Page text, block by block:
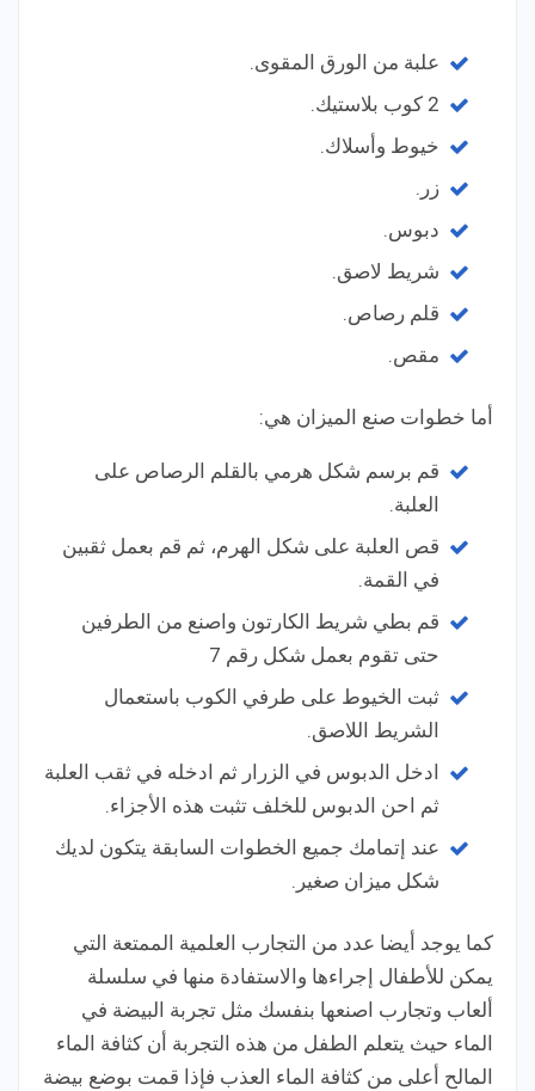
علبة من الورق المقوى.
2 كوب بلاستيك.
خيوط وأسلاك.
زر.
دبوس.
شريط لاصق.
قلم رصاص.
مقص.
أما خطوات صنع الميزان هي:
قم برسم شكل هرمي بالقلم الرصاص على
العلبة.
قص العلبة على شكل الهرم، ثم قم بعمل ثقبين
في القمة.
قم بطي شريط الكارتون واصنع من الطرفين
حتى تقوم بعمل شكل رقم 7
ثبت الخيوط على طرفي الكوب باستعمال
الشريط اللاصق.
ادخل الدبوس في الزرار ثم ادخله في ثقب العلبة
ثم احن الدبوس للخلف تثبت هذه الأجزاء.
عند إتمامك جميع الخطوات السابقة يتكون لديك
شكل ميزان صغير.
كما يوجد أيضا عدد من التجارب العلمية الممتعة التي
يمكن للأطفال إجراءها والاستفادة منها في سلسلة
ألعاب وتجارب اصنعها بنفسك مثل تجربة البيضة في
الماء حيث يتعلم الطفل من هذه التجربة أن كثافة الماء
المالح أعلى من كثافة الماء العذب فإذا قمت بوضع بيضة